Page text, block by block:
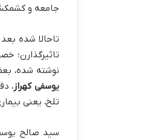
جامعه و
تاحالا شده
تاثیرگذارن؛
نوشته شده،
یوسفی کهراز،
تلخ، یعنی
سید صالح